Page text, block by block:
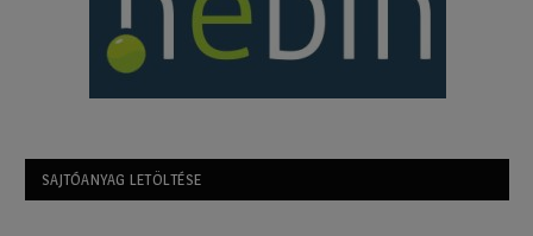
SAJTÓANYAG LETÖLTÉSE